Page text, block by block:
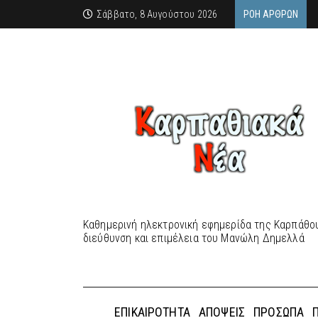
Σάββατο, 8 Αυγούστου 2026 ΡΟΉ ΆΡΘΡΩΝ
Καθημερινή ηλεκτρονική εφημερίδα της
διεύθυνση και επιμέλεια του Μανώλη Δημελλά
ΕΠΙΚΑΙΡΌΤΗΤΑ ΑΠΌΨΕΙΣ ΠΡΌΣΩΠΑ